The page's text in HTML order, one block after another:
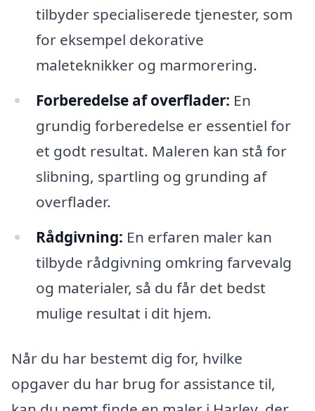
tilbyder specialiserede tjenester, som
for eksempel dekorative
maleteknikker og marmorering.
Forberedelse af overflader: En
grundig forberedelse er essentiel for
et godt resultat. Maleren kan stå for
slibning, spartling og grunding af
overflader.
Rådgivning: En erfaren maler kan
tilbyde rådgivning omkring farvevalg
og materialer, så du får det bedst
mulige resultat i dit hjem.
Når du har bestemt dig for, hvilke
opgaver du har brug for assistance til,